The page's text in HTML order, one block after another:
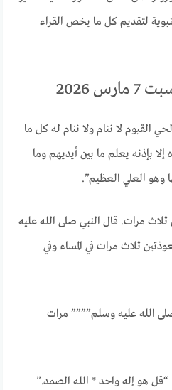
لتقديم كل ما يخص القراء
2026
القيوم لا ننام ولا ننام له كل ما
بإذنه يعلم ما بين أيديهم وما
العلي العظيم”.
ثلاث مرات. قال النبي صلى الله عليه
ثلاث مرات في المساء وفي
الله عليه وسلم”””” مرات
هو إله واحد * الله الصمد.”